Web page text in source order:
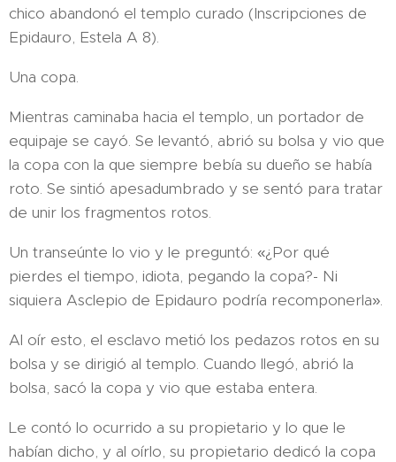
chico abandonó el templo curado (Inscripciones de
Epidauro, Estela A 8).
Una copa.
Mientras caminaba hacia el templo, un portador de
equipaje se cayó. Se levantó, abrió su bolsa y vio que
la copa con la que siempre bebía su dueño se había
roto. Se sintió apesadumbrado y se sentó para tratar
de unir los fragmentos rotos.
Un transeúnte lo vio y le preguntó: «¿Por qué
pierdes el tiempo, idiota, pegando la copa?- Ni
siquiera Asclepio de Epidauro podría recomponerla».
Al oír esto, el esclavo metió los pedazos rotos en su
bolsa y se dirigió al templo. Cuando llegó, abrió la
bolsa, sacó la copa y vio que estaba entera.
Le contó lo ocurrido a su propietario y lo que le
habían dicho, y al oírlo, su propietario dedicó la copa